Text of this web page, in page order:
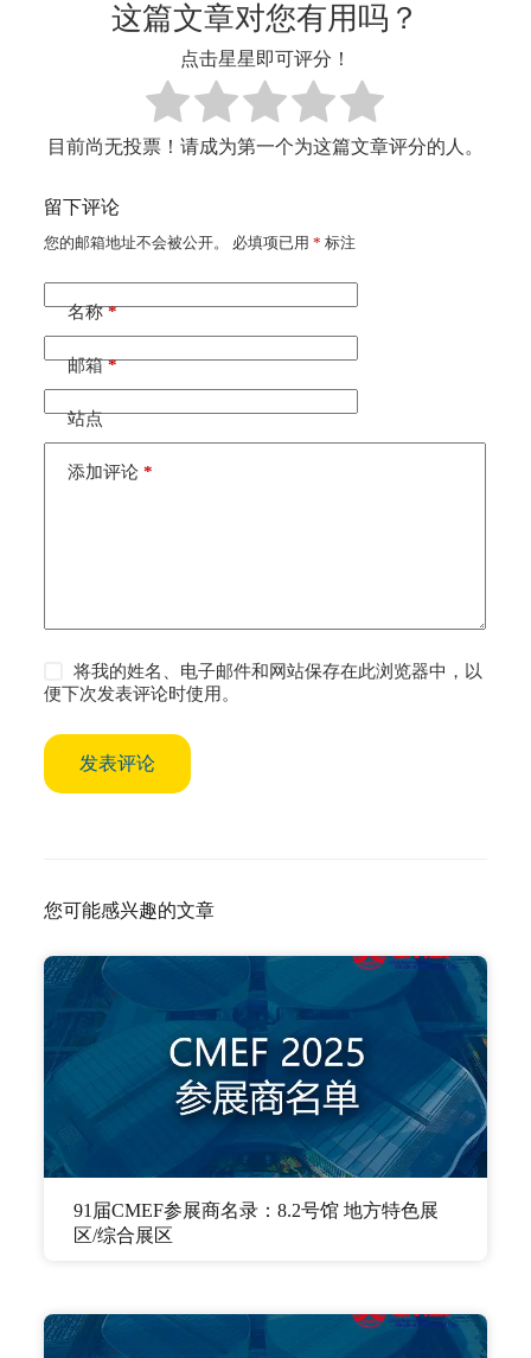
这篇文章对您有用吗？
点击星星即可评分！
目前尚无投票！请成为第一个为这篇文章评分的人。
留下评论
您的邮箱地址不会被公开。 必填项已用 * 标注
名称*
邮箱*
站点
添加评论*
将我的姓名、电子邮件和网站保存在此浏览器中，以
便下次发表评论时使用。
发表评论
A
t
e
t
i
您可能感兴趣的文章
91届CMEF参展商名录：8.2号馆 地方特色展
区/综合展区